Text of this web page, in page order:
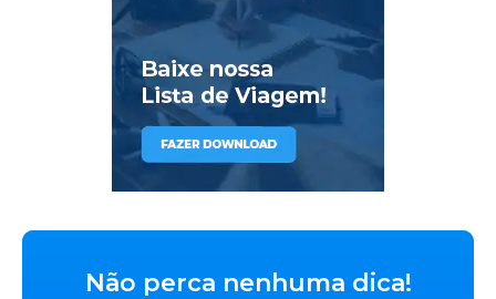
Não perca nenhuma dica!